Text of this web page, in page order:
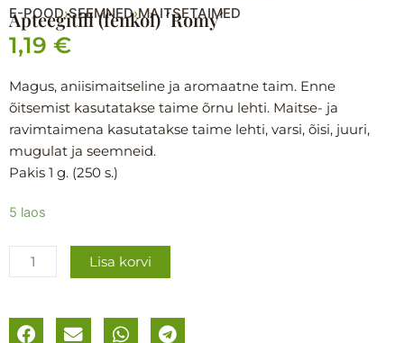
E-POOD›SEEMNED›MAITSETAIMED
Apteegitill (fenkol) ´Romy´
1,19 €
Magus, aniisimaitseline ja aromaatne taim. Enne
õitsemist kasutatakse taime õrnu lehti. Maitse- ja
ravimtaimena kasutatakse taime lehti, varsi, õisi, juuri,
mugulat ja seemneid.
Pakis 1 g. (250 s.)
5 laos
Apteegitill
´Romy
´
Lisa korvi